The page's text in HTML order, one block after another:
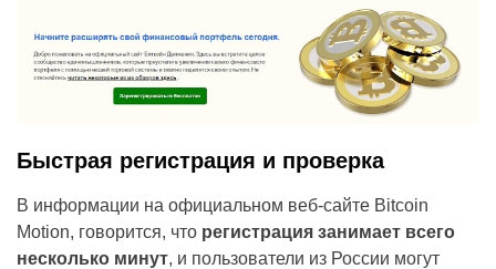
Быстрая регистрация и проверка
В информации на официальном веб-сайте Bitcoin
Motion, говорится, что регистрация занимает всего
несколько минут, и пользователи из России могут